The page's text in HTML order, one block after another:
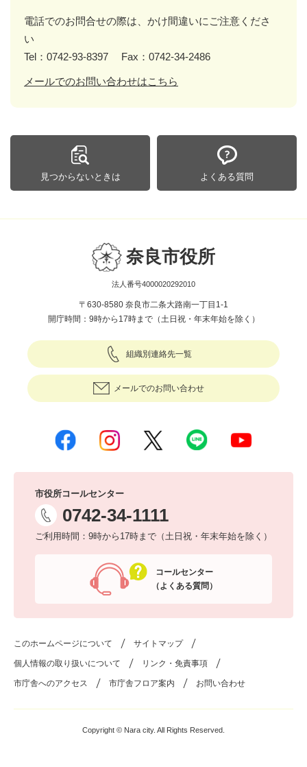
電話でのお問合せの際は、かけ間違いにご注意くださ
い
Tel：0742-93-8397
Fax：0742-34-2486
メールでのお問い合わせはこちら
見つからないときは よくある質問
奈良市役所
法人番号4000020292010
〒630-8580 奈良市二条大路南一丁目1-1
開庁時間：9時から17時まで（土日祝・年末年始を除く）
組織別連絡先一覧
メールでのお問い合わせ
市役所コールセンター
0742-34-1111
ご利用時間：9時から17時まで（土日祝・年末年始を除く）
コールセンター
（よくある質問）
このホームページについて サイトマップ
個人情報の取り扱いについて リンク・免責事項
市庁舎へのアクセス 市庁舎フロア案内 お問い合わせ
Copyright © Nara city. All Rights Reserved.